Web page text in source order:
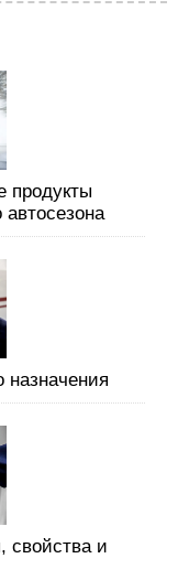
продукты
назначения
свойства и